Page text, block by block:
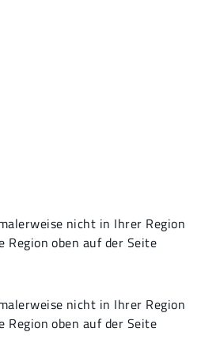
nicht in Ihrer Region
Region oben auf der Seite
nicht in Ihrer Region
Region oben auf der Seite